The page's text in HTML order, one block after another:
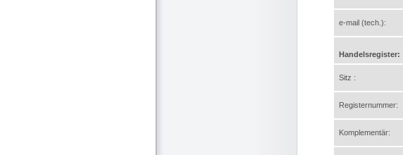
e-mail (tech.):
Handelsregister:
Sitz :
Registernummer:
Komplementär: